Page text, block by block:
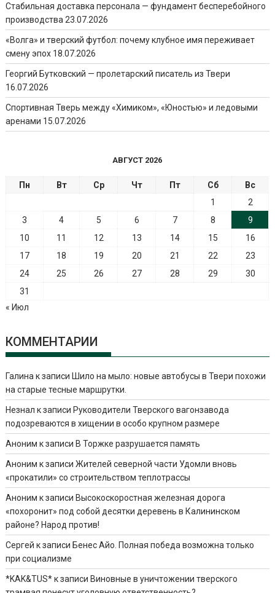
Стабильная доставка персонала — фундамент бесперебойного
производства 23.07.2026
«Волга» и тверский футбол: почему клубное имя переживает
смену эпох 18.07.2026
Георгий Бутковский — пролетарский писатель из Твери
16.07.2026
Спортивная Тверь между «Химиком», «Юностью» и ледовыми
аренами 15.07.2026
АВГУСТ 2026
Пн Вт Ср Чт Пт Сб
Вс
1
2
3
4 5 6 7 8
9
10
11 12 13 14 15
16
17
18 19 20 21 22
23
24
25 26 27 28 29
30
31
« Июл
КОММЕНТАРИИ
Галина к записи Шило на мыло: новые автобусы в Твери похожи
на старые тесные маршрутки.
Незнал к записи Руководители Тверского вагонзавода
подозреваются в хищении в особо крупном размере
Аноним к записи В Торжке разрушается память
Аноним к записиЖителей северной части Удомли вновь
«прокатили» со строительством теплотрассы
Аноним к записи Высокоскоростная железная дорога
«похоронит» под собой десятки деревень в Калининском
районе? Народ против!
Сергей к записи Бенес Айо. Полная победа возможна только
при социализме
*KAK&TUS*к записи Виновные в уничтожении тверского